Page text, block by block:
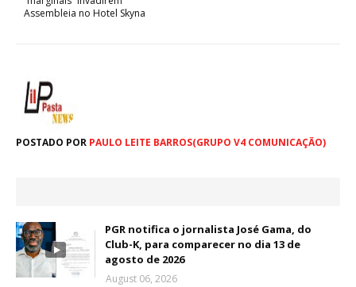
Assembleia no Hotel Skyna
POSTADO POR PAULO LEITE BARROS(GRUPO V4 COMUNICAÇÃO)
PGR notifica o jornalista José Gama, do
Club-K, para comparecer no dia 13 de
agosto de 2026
August 06, 2026